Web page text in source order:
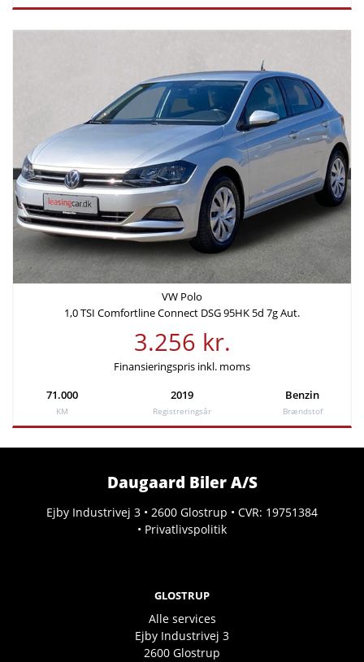
VW Polo
1,0 TSI Comfortline Connect DSG 95HK 5d 7g Aut.
3.256 kr.
Finansieringspris inkl. moms
71.000
KM
2019
Registreringsår
Benzin
Brændstof
Daugaard Biler A/S
Ejby Industrivej 3 • 2600 Glostrup • CVR: 19751384
• Privatlivspolitik
GLOSTRUP
Alle services
Ejby Industrivej 3
2600 Glostrup